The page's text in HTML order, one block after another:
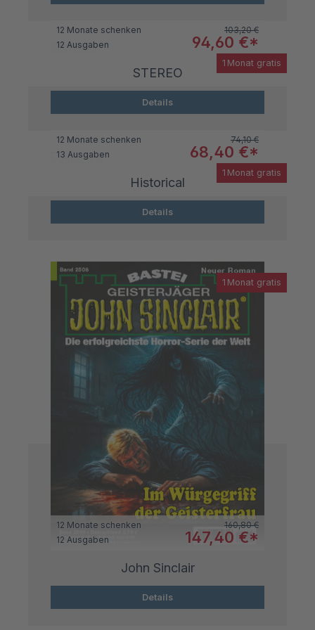
1 Monat gratis
12 Monate schenken Regulärer Preis:
103,20 €
12 Ausgaben
Verkaufspreis:
94,60 €*
STEREO
Details
1 Monat gratis
12 Monate schenken Regulärer Preis:
74,10 €
13 Ausgaben
Verkaufspreis:
68,40 €*
Historical
Details
1 Monat gratis
12 Monate schenken Regulärer Preis:
160,80 €
12 Ausgaben
Verkaufspreis:
147,40 €*
John Sinclair
Details